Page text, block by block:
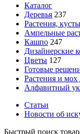
Каталог
Деревья 237
Растения,
Ампельные
Кашпо 247
Дизайнерские
Цветы 127
Готовые
Растения и мох
Алфавитный
Статьи
Новости об
Быстрый поиск